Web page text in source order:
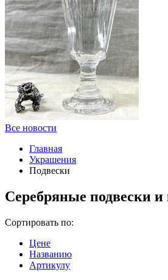
Все новости
Главная
Украшения
Подвески
Серебряные подвески
Сортировать по:
Цене
Названию
Артикулу